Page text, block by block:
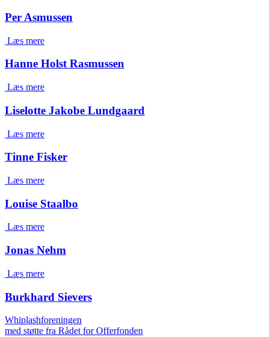
Per Asmussen
Læs mere
Hanne Holst Rasmussen
Læs mere
Liselotte Jakobe Lundgaard
Læs mere
Tinne Fisker
Læs mere
Louise Staalbo
Læs mere
Jonas Nehm
Læs mere
Burkhard Sievers
Whiplashforeningen
med støtte fra Rådet for Offerfonden